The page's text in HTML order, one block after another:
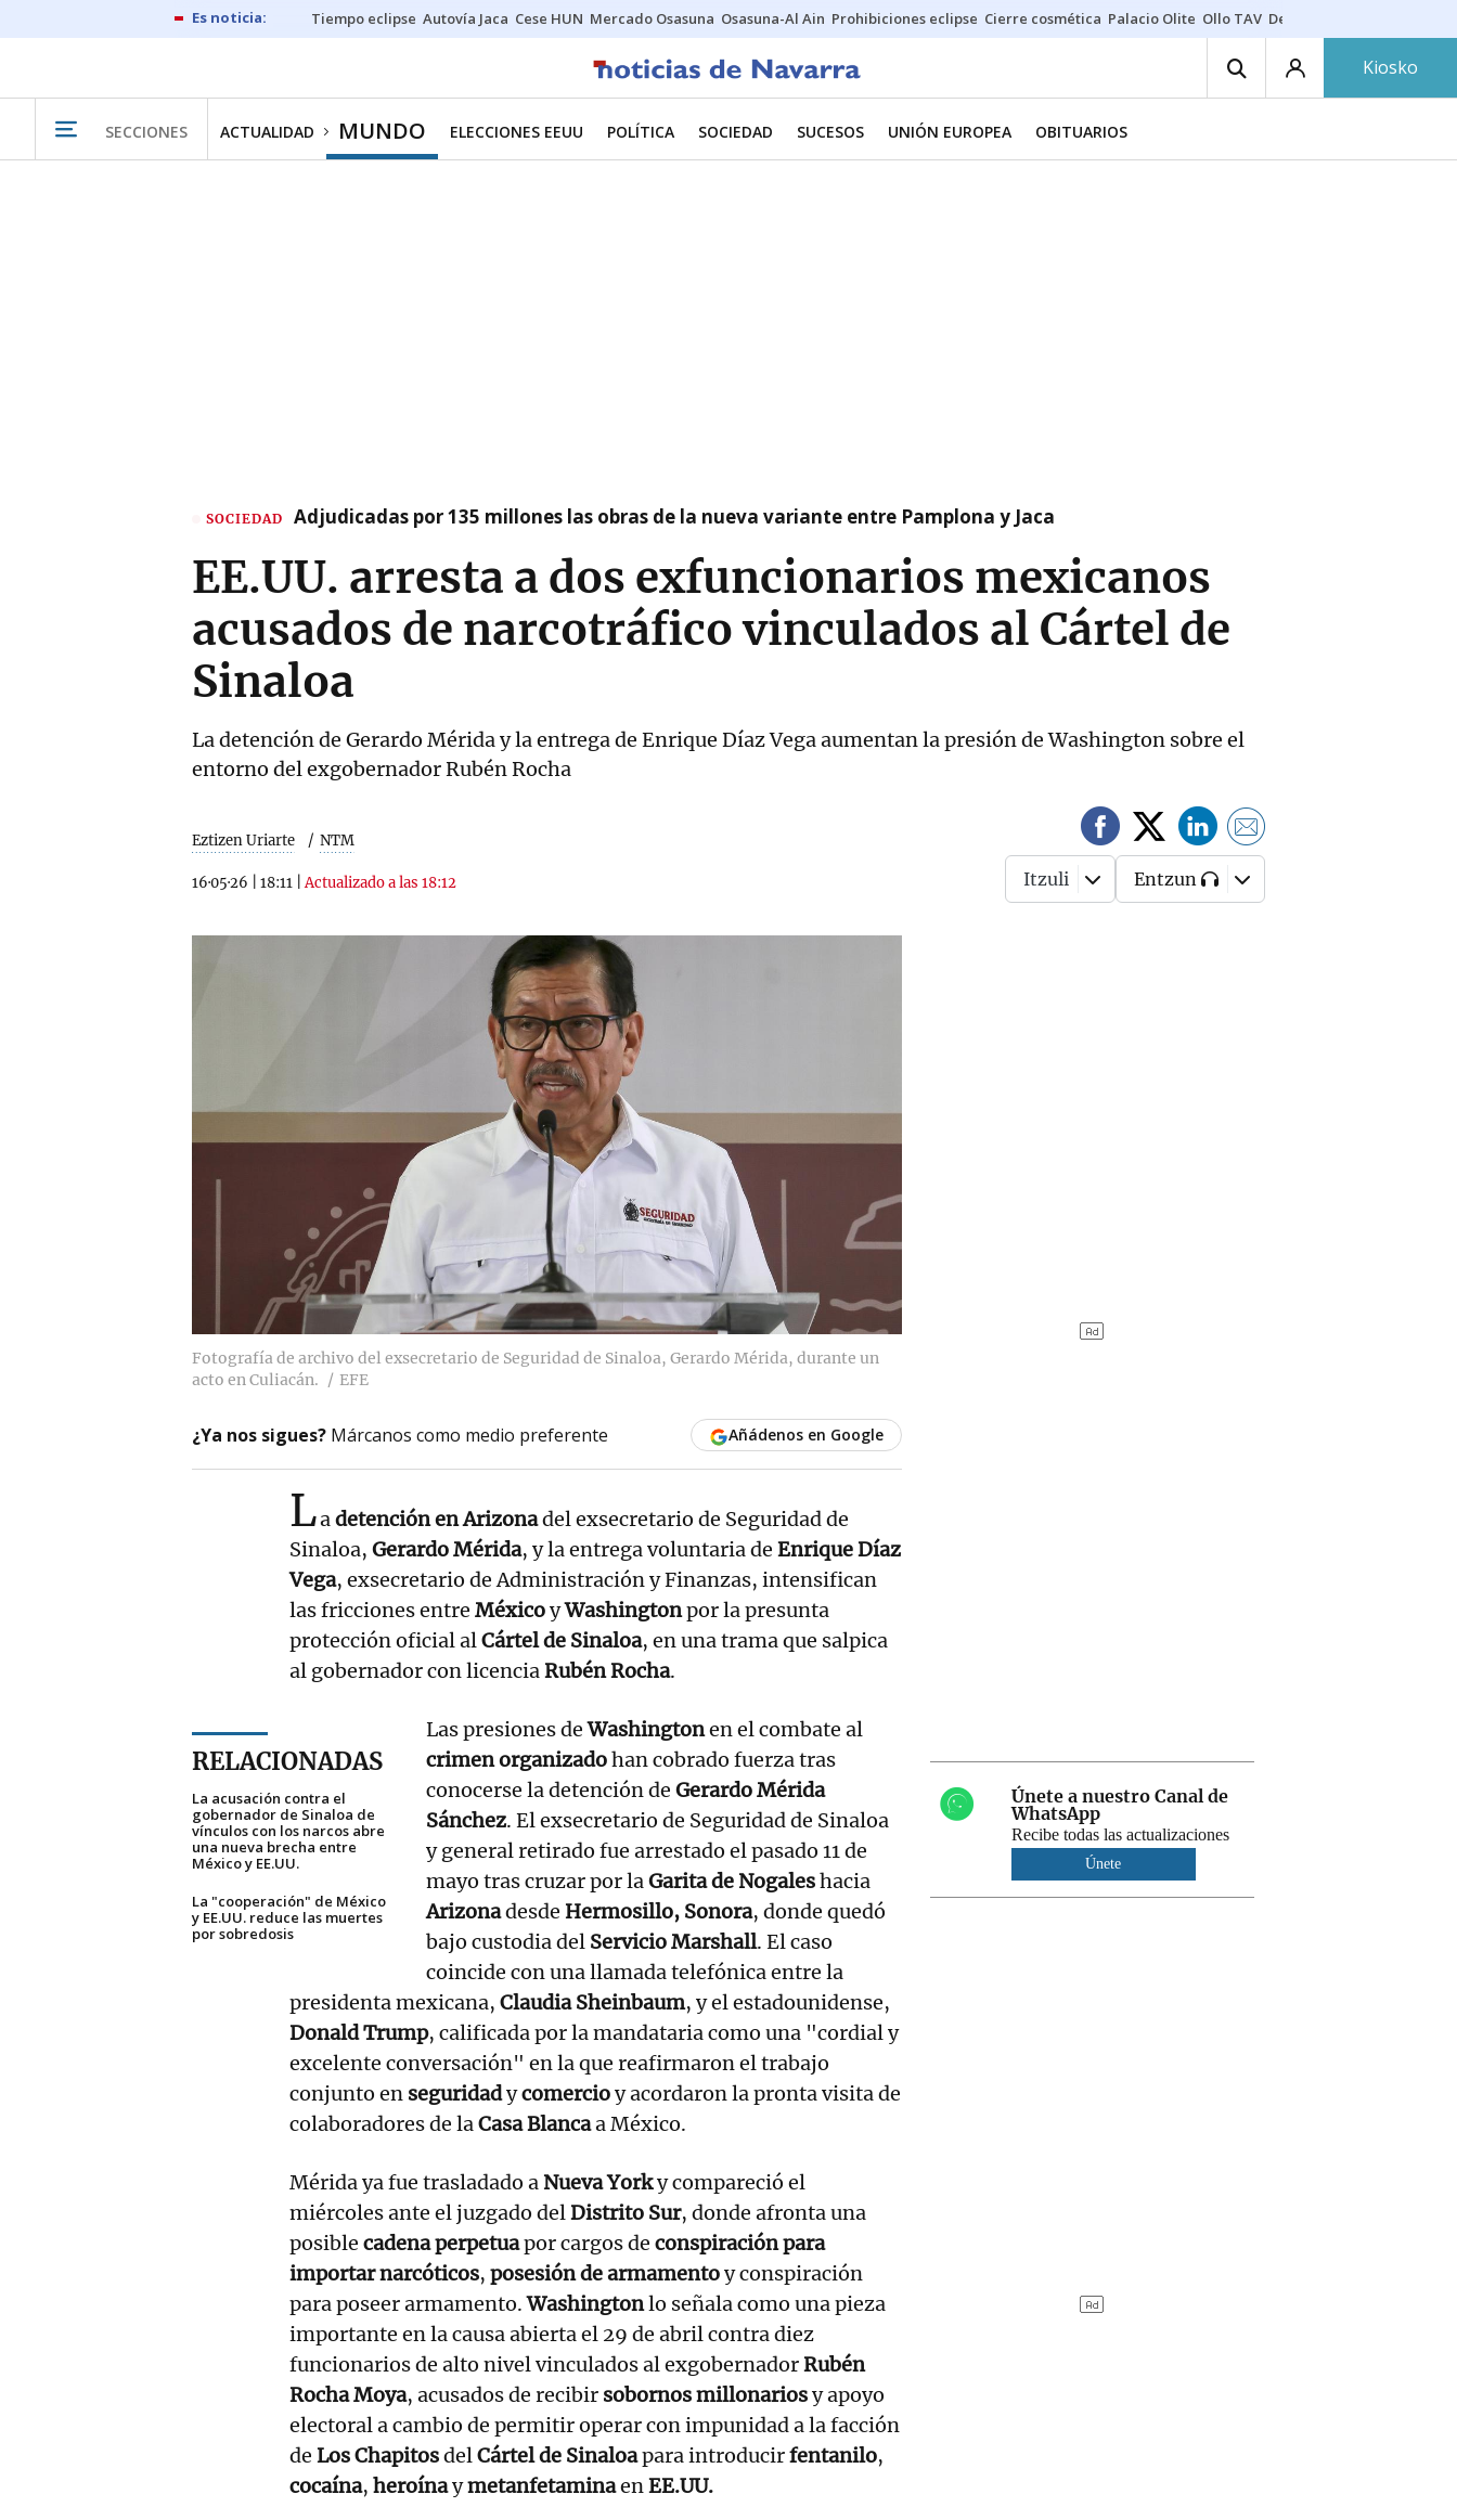
Tiempo eclipse Autovía Jaca Cese HUN Mercado Osasuna Osasuna-Al Ain Prohibiciones eclipse Cierre cosmética Palacio Olite Ollo TAV Derrama vecinos
Kiosko
SECCIONES ACTUALIDAD MUNDO ELECCIONES EEUU POLÍTICA SOCIEDAD SUCESOS UNIÓN EUROPEA OBITUARIOS
SOCIEDAD Adjudicadas por 135 millones las obras de la nueva variante entre Pamplona y Jaca
EE.UU. arresta a dos exfuncionarios mexicanos
acusados de narcotráfico vinculados al Cártel de
Sinaloa
La detención de Gerardo Mérida y la entrega de Enrique Díaz Vega aumentan la presión de Washington sobre el
entorno del exgobernador Rubén Rocha
Eztizen Uriarte NTM
16·05·26 18:11 |Actualizado a las 18:12 Itzuli Entzun
Fotografía de archivo del exsecretario de Seguridad de Sinaloa, Gerardo Mérida, durante un
acto en Culiacán.
EFE
¿Ya nos sigues? Márcanos como medio preferente Añádenos en Google
Ladetención en Arizonadel exsecretario de Seguridad de
Sinaloa, Gerardo Mérida, y la entrega voluntaria de Enrique Díaz
Vega, exsecretario de Administración y Finanzas, intensifican
las fricciones entre MéxicoyWashingtonpor la presunta
protección oficial alCártel de Sinaloa, en una trama que salpica
al gobernador con licenciaRubén Rocha.
RELACIONADAS
La acusación contra el
gobernador de Sinaloa de
vínculos con los narcos abre
una nueva brecha entre
México y EE.UU.
La "cooperación" de México
y EE.UU. reduce las muertes
por sobredosis
Las presiones deWashingtonen el combate al
crimen organizadohan cobrado fuerza tras
conocerse la detención deGerardo Mérida
Sánchez. El exsecretario de Seguridad de Sinaloa
y general retirado fue arrestado el pasado 11 de
mayo tras cruzar por laGarita de Nogaleshacia
Arizonadesde Hermosillo, Sonora, donde quedó
bajo custodia del Servicio Marshall. El caso
coincide con una llamada telefónica entre la
presidenta mexicana, Claudia Sheinbaum, y el estadounidense,
Donald Trump, calificada por la mandataria como una "cordial y
excelente conversación" en la que reafirmaron el trabajo
conjunto en seguridadycomercioy acordaron la pronta visita de
colaboradores de laCasa Blancaa México.
Mérida ya fue trasladado a Nueva Yorky compareció el
miércoles ante el juzgado delDistrito Sur, donde afronta una
posible cadena perpetuapor cargos de conspiración para
importar narcóticos, posesión de armamentoy conspiración
para poseer armamento.Washingtonlo señala como una pieza
importante en la causa abierta el 29 de abril contra diez
funcionarios de alto nivel vinculados al exgobernadorRubén
Rocha Moya, acusados de recibir sobornos millonariosy apoyo
electoral a cambio de permitir operar con impunidad a la facción
de Los ChapitosdelCártel de Sinaloapara introducirfentanilo,
cocaína, heroínaymetanfetaminaenEE.UU.
Únete a nuestro Canal de
WhatsApp
Recibe todas las actualizaciones
Únete